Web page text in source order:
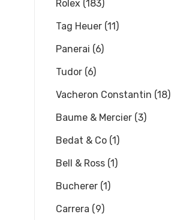
Rolex (183)
Tag Heuer (11)
Panerai (6)
Tudor (6)
Vacheron Constantin (18)
Baume & Mercier (3)
Bedat & Co (1)
Bell & Ross (1)
Bucherer (1)
Carrera (9)